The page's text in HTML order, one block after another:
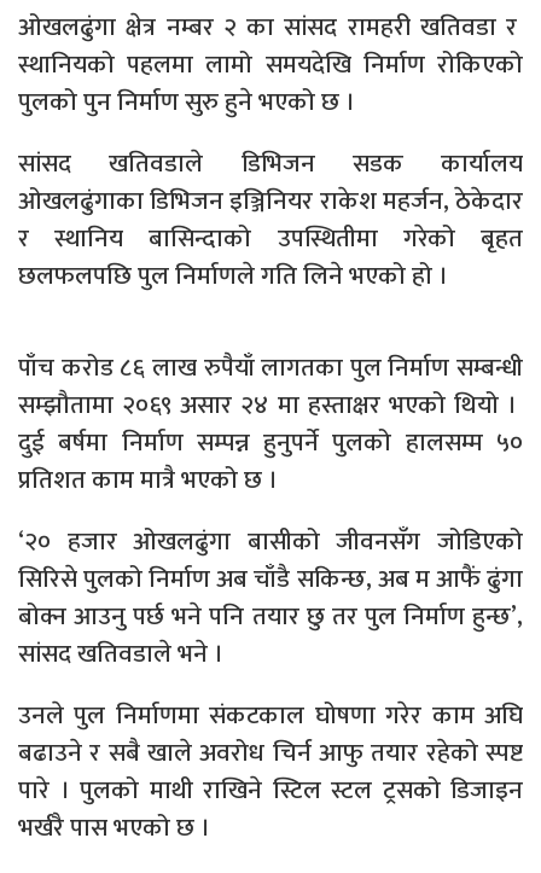
ओखलढुंगा क्षेत्र नम्बर २ का सांसद रामहरी खतिवडा र
स्थानियको पहलमा लामो समयदेखि निर्माण रोकिएको
पुलको पुन निर्माण सुरु हुने भएको छ ।
सांसद खतिवडाले डिभिजन सडक कार्यालय
ओखलढुंगाका डिभिजन इञ्जिनियर राकेश महर्जन, ठेकेदार
र स्थानिय बासिन्दाको उपस्थितीमा गरेको बृहत
छलफलपछि पुल निर्माणले गति लिने भएको हो ।
पाँच करोड ८६ लाख रुपैयाँ लागतका पुल निर्माण सम्बन्धी
सम्झौतामा २०६९ असार २४ मा हस्ताक्षर भएको थियो ।
दुई बर्षमा निर्माण सम्पन्न हुनुपर्ने पुलको हालसम्म ५०
प्रतिशत काम मात्रै भएको छ ।
‘२० हजार ओखलढुंगा बासीको जीवनसँग जोडिएको
सिरिसे पुलको निर्माण अब चाँडै सकिन्छ, अब म आफैं ढुंगा
बोक्न आउनु पर्छ भने पनि तयार छु तर पुल निर्माण हुन्छ’,
सांसद खतिवडाले भने ।
उनले पुल निर्माणमा संकटकाल घोषणा गरेर काम अघि
बढाउने र सबै खाले अवरोध चिर्न आफु तयार रहेको स्पष्ट
पारे । पुलको माथी राखिने स्टिल स्टल ट्रसको डिजाइन
भर्खरै पास भएको छ ।